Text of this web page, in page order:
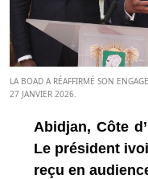
LA BOAD A RÉAFFIRMÉ SON
27 JANVIER 2026.
Abidjan, Côte
Le président
reçu en